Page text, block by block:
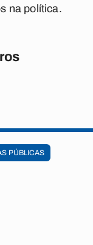
na política.
PÚBLICAS